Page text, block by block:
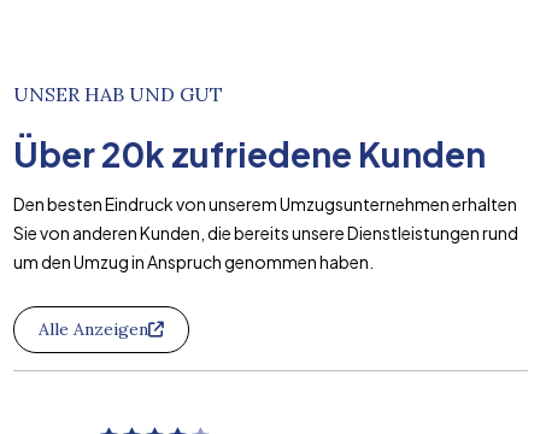
UNSER HAB UND GUT
Über20k zufriedene Kunden
Den besten Eindruck von unserem Umzugsunternehmen erhalten
Sie von anderen Kunden, die bereits unsere Dienstleistungen rund
um den Umzug in Anspruch genommen haben.
Alle Anzeigen